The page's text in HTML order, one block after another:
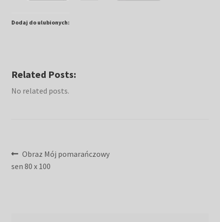
Dodaj do ulubionych:
Related Posts:
No related posts.
Nawigacja
wpisu
Poprzedni
wpis:
Obraz Mój pomarańczowy
sen 80 x 100